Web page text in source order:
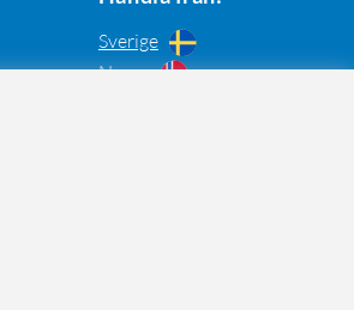
Sverige
Norge